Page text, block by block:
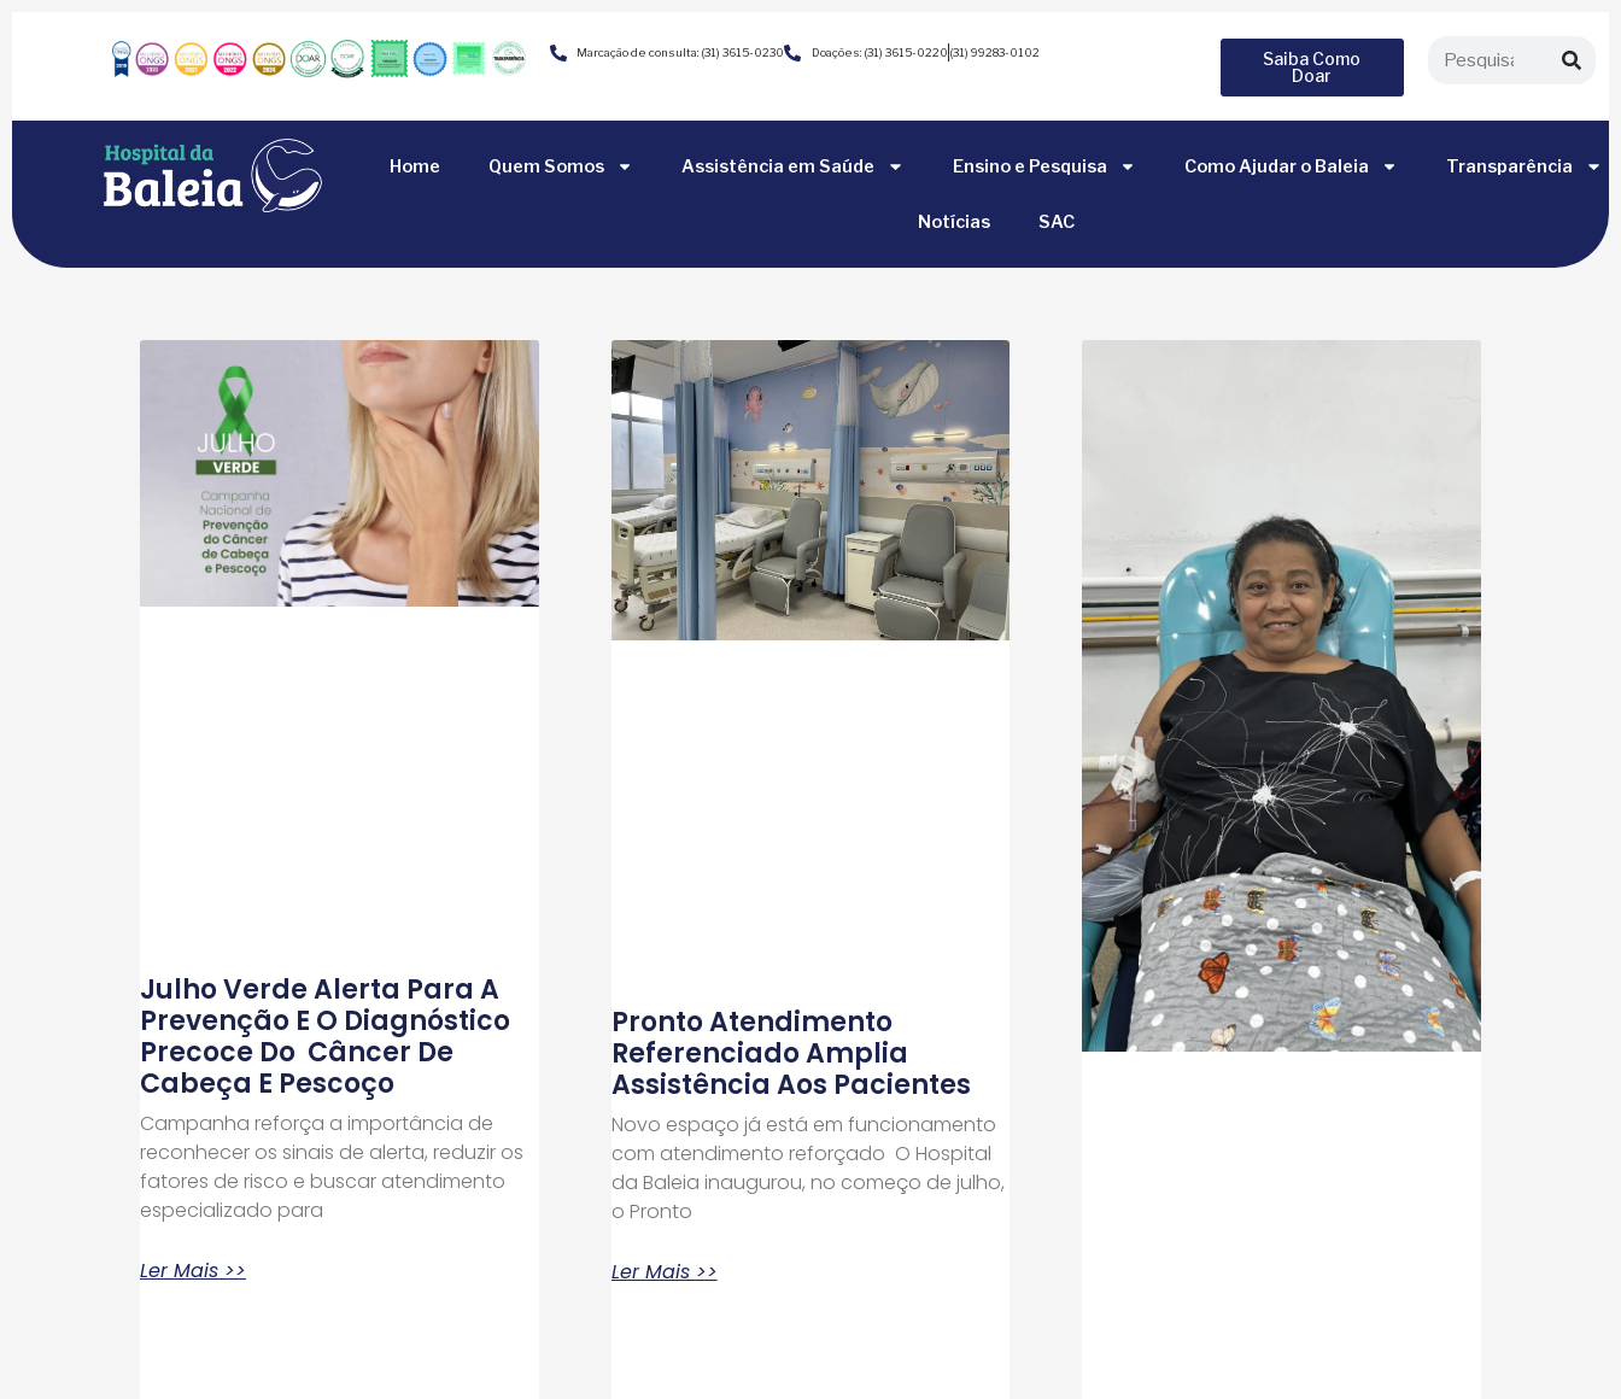
Marcação de consulta: (31) 3615-0230 Doações: (31) 3615-0220 (31) 99283-0102
Saiba Como
Doar
Home Quem Somos Assistência em Saúde Ensino e Pesquisa Como Ajudar o Baleia Transparência
Notícias SAC
Julho Verde Alerta Para A
Prevenção E O Diagnóstico
Precoce Do Câncer De
Cabeça E Pescoço
Campanha reforça a importância de
reconhecer os sinais de alerta, reduzir os
fatores de risco e buscar atendimento
especializado para
Ler Mais >>
Pronto Atendimento
Referenciado Amplia
Assistência Aos Pacientes
Novo espaço já está em funcionamento
com atendimento reforçado O Hospital
da Baleia inaugurou, no começo de julho,
o Pronto
Ler Mais >>